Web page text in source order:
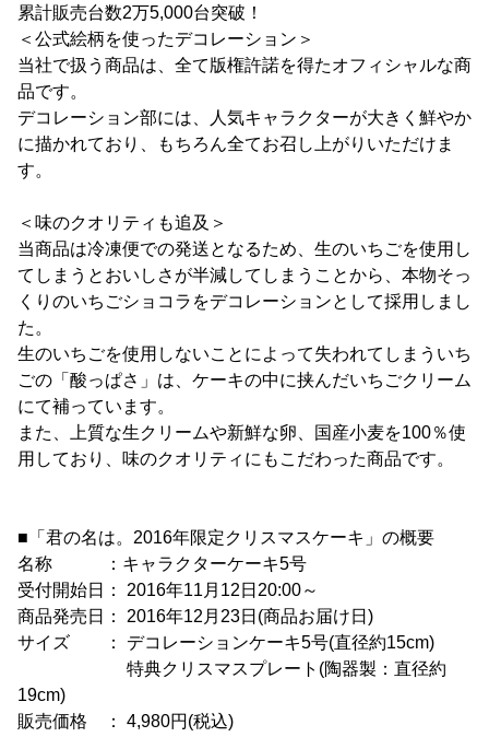
累計販売台数2万5,000台突破！
＜公式絵柄を使ったデコレーション＞
当社で扱う商品は、全て版権許諾を得たオフィシャルな商
品です。
デコレーション部には、人気キャラクターが大きく鮮やか
に描かれており、もちろん全てお召し上がりいただけま
す。
＜味のクオリティも追及＞
当商品は冷凍便での発送となるため、生のいちごを使用し
てしまうとおいしさが半減してしまうことから、本物そっ
くりのいちごショコラをデコレーションとして採用しまし
た。
生のいちごを使用しないことによって失われてしまういち
ごの「酸っぱさ」は、ケーキの中に挟んだいちごクリーム
にて補っています。
また、上質な生クリームや新鮮な卵、国産小麦を100％使
用しており、味のクオリティにもこだわった商品です。
■「君の名は。2016年限定クリスマスケーキ」の概要
名称 ：キャラクターケーキ5号
受付開始日： 2016年11月12日20:00～
商品発売日： 2016年12月23日(商品お届け日)
サイズ ： デコレーションケーキ5号(直径約15cm)
特典クリスマスプレート(陶器製：直径約
19cm)
販売価格 ： 4,980円(税込)